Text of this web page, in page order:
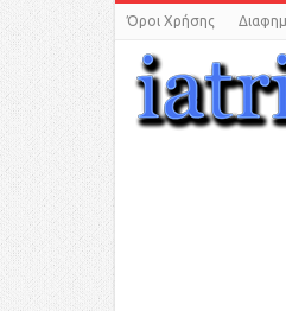
Όροι Χρήσης